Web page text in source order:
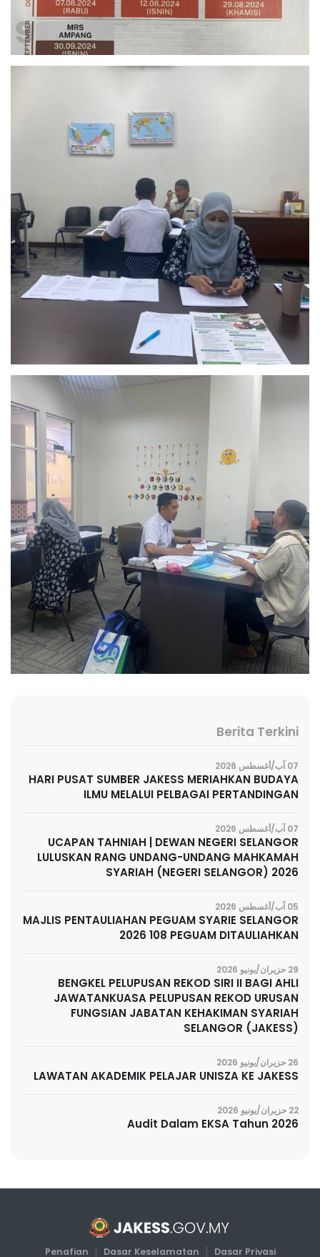
Berita Terkini
07 آب/أغسطس 2026
HARI PUSAT SUMBER JAKESS MERIAHKAN BUDAYA
ILMU MELALUI PELBAGAI PERTANDINGAN
07 آب/أغسطس 2026
UCAPAN TAHNIAH | DEWAN NEGERI SELANGOR
LULUSKAN RANG UNDANG-UNDANG MAHKAMAH
SYARIAH (NEGERI SELANGOR) 2026
05 آب/أغسطس 2026
MAJLIS PENTAULIAHAN PEGUAM SYARIE SELANGOR
2026 108 PEGUAM DITAULIAHKAN
29 حزيران/يونيو 2026
BENGKEL PELUPUSAN REKOD SIRI II BAGI AHLI
JAWATANKUASA PELUPUSAN REKOD URUSAN
FUNGSIAN JABATAN KEHAKIMAN SYARIAH
SELANGOR (JAKESS)
26 حزيران/يونيو 2026
LAWATAN AKADEMIK PELAJAR UNISZA KE JAKESS
22 حزيران/يونيو 2026
Audit Dalam EKSA Tahun 2026
Dasar Privasi
Dasar Keselamatan
Penafian